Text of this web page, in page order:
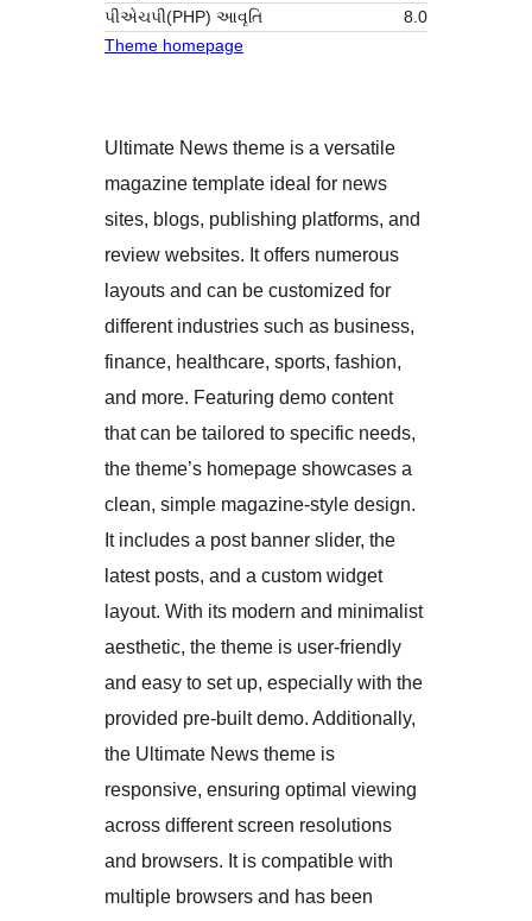
પીએચપી(PHP) આવૃતિ
8.0
Theme homepage
Ultimate News theme is a versatile
magazine template ideal for news
sites, blogs, publishing platforms, and
review websites. It offers numerous
layouts and can be customized for
different industries such as business,
finance, healthcare, sports, fashion,
and more. Featuring demo content
that can be tailored to specific needs,
the theme’s homepage showcases a
clean, simple magazine-style design.
It includes a post banner slider, the
latest posts, and a custom widget
layout. With its modern and minimalist
aesthetic, the theme is user-friendly
and easy to set up, especially with the
provided pre-built demo. Additionally,
the Ultimate News theme is
responsive, ensuring optimal viewing
across different screen resolutions
and browsers. It is compatible with
multiple browsers and has been